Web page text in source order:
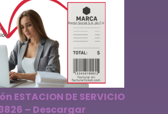
ESTACION DE SERVICIO
3826 – Descargar